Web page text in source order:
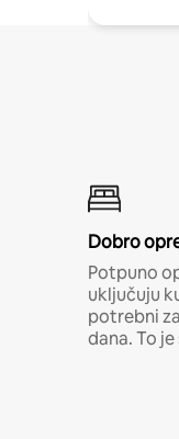
Dobro
Potpuno
uključuju
potrebni
dana. To